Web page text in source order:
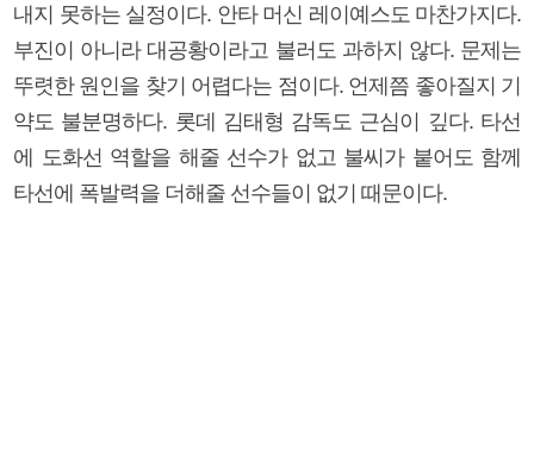
내지 못하는 실정이다. 안타 머신 레이예스도 마찬가지다.
부진이 아니라 대공황이라고 불러도 과하지 않다. 문제는
뚜렷한 원인을 찾기 어렵다는 점이다. 언제쯤 좋아질지 기
약도 불분명하다. 롯데 김태형 감독도 근심이 깊다. 타선
에 도화선 역할을 해줄 선수가 없고 불씨가 붙어도 함께
타선에 폭발력을 더해줄 선수들이 없기 때문이다.